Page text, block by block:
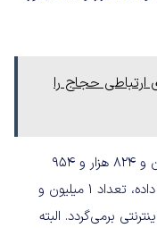
ارتباطی حجاج را
همچنینن گفتنیست از بین تعداد ۱۹۹ میلیون و ۸۲۴ هزار و ۹۵۴
مرسوله پستی که در نه ماه ابتدایی سال رخ داده، تعداد ۱ میلیون و
اینترنتی برمی‌گردد. البته